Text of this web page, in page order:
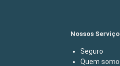
Nossos
Seguro
Quem